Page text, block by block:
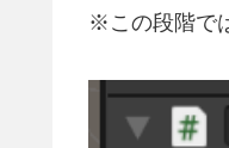
※この段階で